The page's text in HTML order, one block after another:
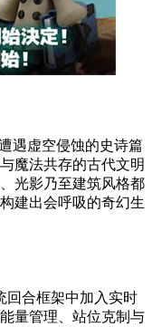
遇虚空侵蚀的史诗篇
魔法共存的古代文明
光影乃至建筑风格都
建出会呼吸的奇幻生
回合框架中加入实时
量管理、站位克制与